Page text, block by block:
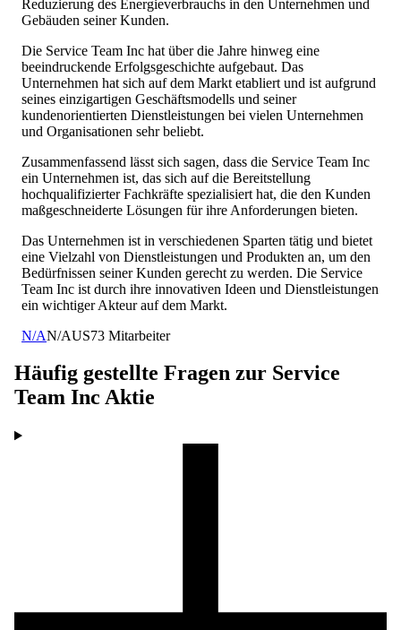
Reduzierung des Energieverbrauchs in den Unternehmen und
Gebäuden seiner Kunden.
Die Service Team Inc hat über die Jahre hinweg eine
beeindruckende Erfolgsgeschichte aufgebaut. Das
Unternehmen hat sich auf dem Markt etabliert und ist aufgrund
seines einzigartigen Geschäftsmodells und seiner
kundenorientierten Dienstleistungen bei vielen Unternehmen
und Organisationen sehr beliebt.
Zusammenfassend lässt sich sagen, dass die Service Team Inc
ein Unternehmen ist, das sich auf die Bereitstellung
hochqualifizierter Fachkräfte spezialisiert hat, die den Kunden
maßgeschneiderte Lösungen für ihre Anforderungen bieten.
Das Unternehmen ist in verschiedenen Sparten tätig und bietet
eine Vielzahl von Dienstleistungen und Produkten an, um den
Bedürfnissen seiner Kunden gerecht zu werden. Die Service
Team Inc ist durch ihre innovativen Ideen und Dienstleistungen
ein wichtiger Akteur auf dem Markt.
N/AN/AUS73 Mitarbeiter
Häufig gestellte Fragen zur Service
Team Inc Aktie